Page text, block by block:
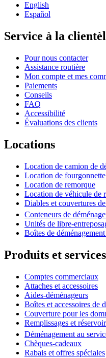
English
Español
Service à la
Pour nous contacter
Assistance routière
Mon compte et mes
Paiements
Conseils
FAQ
Accessibilité
Évaluations des clients
Locations
Location de camion de
Location de fourgonnette
Location de remorque
Location de véhicule de
Diables et couvertures
Conteneurs de
Unités de libre-
Boîtes de
Produits et services
Comptes commerciaux
Attaches et accessoires
Aides-déménageurs
Boîtes et accessoires de
Couverture pour les
Remplissages et
Déménagement au
Chèques-cadeaux
Rabais et offres spéciales